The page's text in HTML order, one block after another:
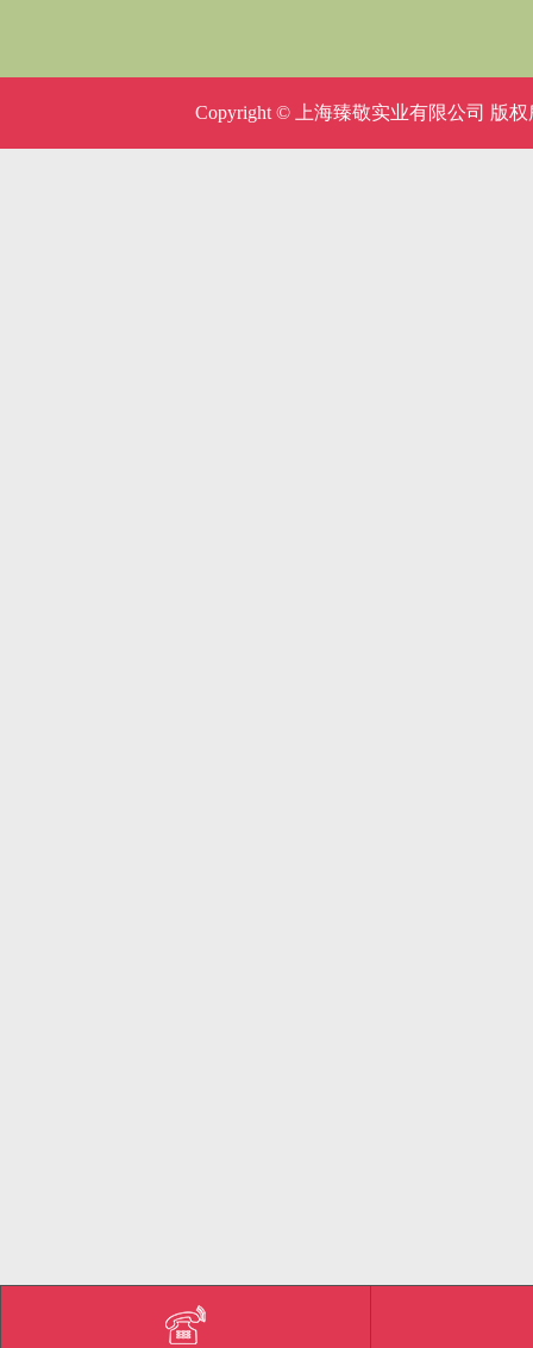
Copyright © 上海臻敬实业有限公司 版权